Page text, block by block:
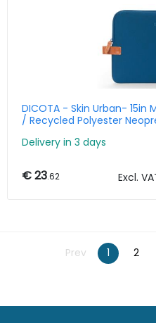
DICOTA - Skin Urban- 15in
/ Recycled Polyester
Delivery in 3 days
€ 23.62 Excl.
Prev 1 2